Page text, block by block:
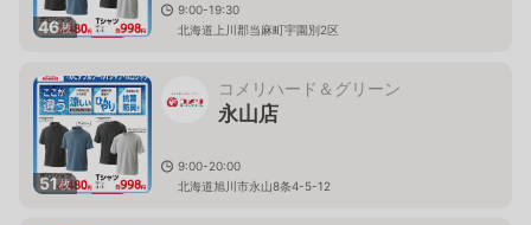
46枚
9:00-19:30
北海道上川郡当麻町宇園別2区
51枚
コメリハード＆グリーン
永山店
9:00-20:00
北海道旭川市永山8条4-5-12